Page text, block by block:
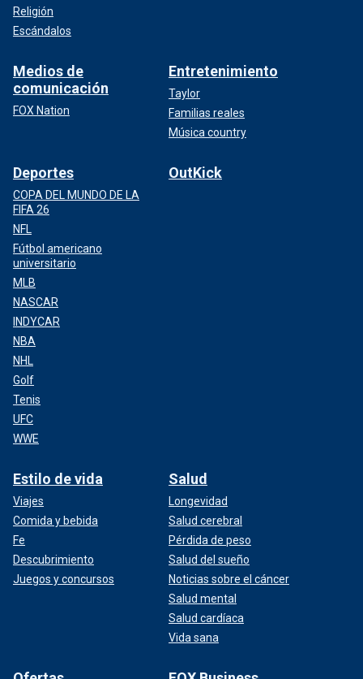
Religión
Escándalos
Medios de
comunicación
FOX Nation
Entretenimiento
Taylor
Familias reales
Música country
Deportes
COPA DEL MUNDO DE LA
FIFA 26
NFL
Fútbol americano
universitario
MLB
NASCAR
INDYCAR
NBA
NHL
Golf
Tenis
UFC
WWE
OutKick
Estilo de vida
Viajes
Comida y bebida
Fe
Descubrimiento
Juegos y concursos
Salud
Longevidad
Salud cerebral
Pérdida de peso
Salud del sueño
Noticias sobre el cáncer
Salud mental
Salud cardíaca
Vida sana